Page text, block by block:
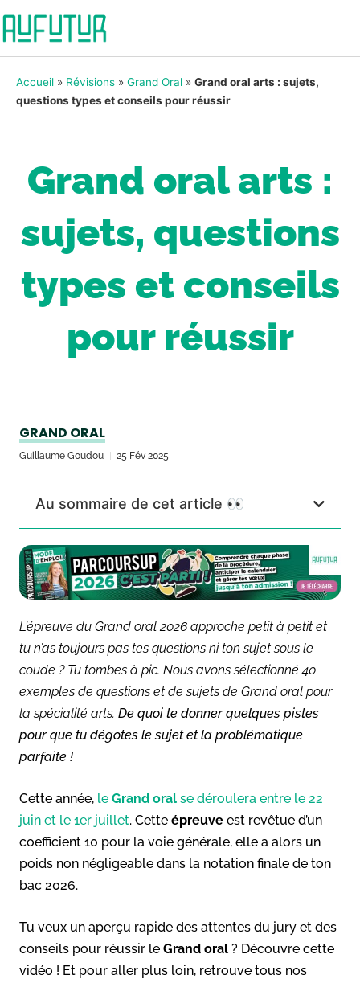
Accueil » Révisions » Grand Oral » Grand oral arts : sujets,
questions types et conseils pour réussir
Grand oral arts :
sujets, questions
types et conseils
pour réussir
GRAND ORAL
Guillaume Goudou 25 Fév 2025
Au sommaire de cet article 👀
L’épreuve du Grand oral 2026 approche petit à petit et
tu n’as toujours pas tes questions ni ton sujet sous le
coude ? Tu tombes à pic. Nous avons sélectionné 40
exemples de questions et de sujets de Grand oral pour
la spécialité arts. De quoi te donner quelques pistes
pour que tu dégotes le sujet et la problématique
parfaite !
Cette année, le Grand oral se déroulera entre le 22
juin et le 1er juillet. Cette épreuve est revêtue d’un
coefficient 10 pour la voie générale, elle a alors un
poids non négligeable dans la notation finale de ton
bac 2026.
Tu veux un aperçu rapide des attentes du jury et des
conseils pour réussir le Grand oral ? Découvre cette
vidéo ! Et pour aller plus loin, retrouve tous nos